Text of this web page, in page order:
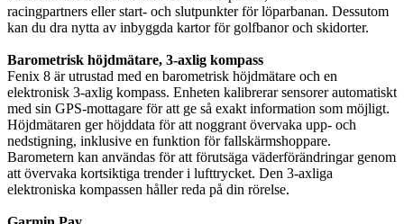
racingpartners eller start- och slutpunkter för löparbanan. Dessutom
kan du dra nytta av inbyggda kartor för golfbanor och skidorter.
Barometrisk höjdmätare, 3-axlig kompass
Fenix ​​​​8 är utrustad med en barometrisk höjdmätare och en
elektronisk 3-axlig kompass. Enheten kalibrerar sensorer automatiskt
med sin GPS-mottagare för att ge så exakt information som möjligt.
Höjdmätaren ger höjddata för att noggrant övervaka upp- och
nedstigning, inklusive en funktion för fallskärmshoppare.
Barometern kan användas för att förutsäga väderförändringar genom
att övervaka kortsiktiga trender i lufttrycket. Den 3-axliga
elektroniska kompassen håller reda på din rörelse.